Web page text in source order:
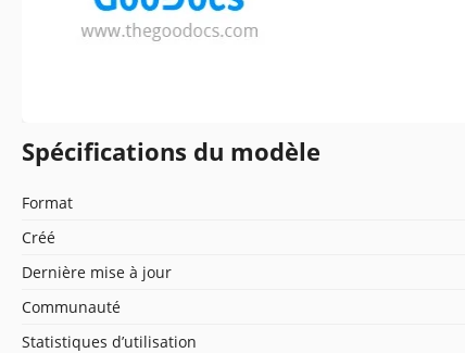
Spécifications du modèle
Format
Créé
Dernière mise à jour
Communauté
Statistiques d’utilisation